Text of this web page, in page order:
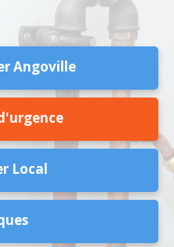
Angoville
Local